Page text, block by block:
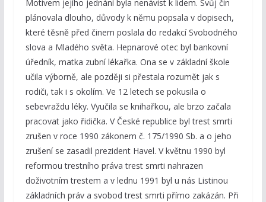
Motivem jejího jednání byla nenávist k lidem. Svůj čin
plánovala dlouho, důvody k němu popsala v dopisech,
které těsně před činem poslala do redakcí Svobodného
slova a Mladého světa. Hepnarové otec byl bankovní
úředník, matka zubní lékařka. Ona se v základní škole
učila výborně, ale později si přestala rozumět jak s
rodiči, tak i s okolím. Ve 12 letech se pokusila o
sebevraždu léky. Vyučila se knihařkou, ale brzo začala
pracovat jako řidička. V České republice byl trest smrti
zrušen v roce 1990 zákonem č. 175/1990 Sb. a o jeho
zrušení se zasadil prezident Havel. V květnu 1990 byl
reformou trestního práva trest smrti nahrazen
doživotním trestem a v lednu 1991 byl u nás Listinou
základních práv a svobod trest smrti přímo zakázán. Při